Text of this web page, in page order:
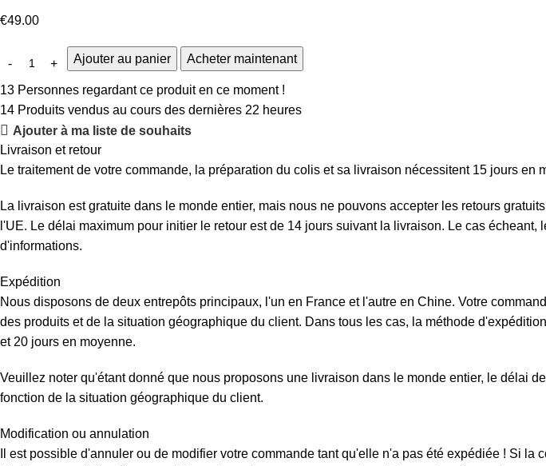
€49.00
Ajouter au panier Acheter maintenant
13 Personnes regardant ce produit en ce moment !
14 Produits vendus au cours des dernières 22 heures
Ajouter à ma liste de souhaits
Livraison et retour
Le traitement de votre commande, la préparation du colis et sa livraison nécessitent 15 jours en
La livraison est gratuite dans le monde entier, mais nous ne pouvons accepter les retours
l'UE. Le délai maximum pour initier le retour est de 14 jours suivant la livraison. Le cas
d'informations.
Expédition
Nous disposons de deux entrepôts principaux, l'un en France et l'autre en Chine. Votre
des produits et de la situation géographique du client. Dans tous les cas, la méthode
et 20 jours en moyenne.
Veuillez noter qu'étant donné que nous proposons une livraison dans le monde entier, le délai
fonction de la situation géographique du client.
Modification ou annulation
Il est possible d'annuler ou de modifier votre commande tant qu'elle n'a pas été expédiée ! Si